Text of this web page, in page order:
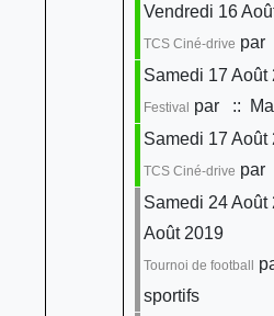
Vendredi 16
TCS Ciné-drive par
Samedi 17 Août
Festival par
::
Samedi 17 Août
TCS Ciné-drive par
Samedi 24 Août
Août 2019
Tournoi de football
sportifs